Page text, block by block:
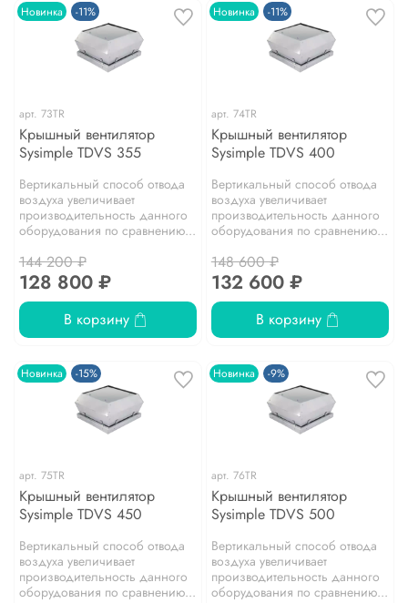
Новинка -11%
арт. 73TR
Крышный вентилятор
Sysimple TDVS 355
Вертикальный способ отвода
воздуха увеличивает
производительность данного
оборудования по сравнению...
144 200 ₽
128 800 ₽
В корзину
Новинка -11%
арт. 74TR
Крышный вентилятор
Sysimple TDVS 400
Вертикальный способ отвода
воздуха увеличивает
производительность данного
оборудования по сравнению...
148 600 ₽
132 600 ₽
В корзину
Новинка -15%
арт. 75TR
Крышный вентилятор
Sysimple TDVS 450
Вертикальный способ отвода
воздуха увеличивает
производительность данного
оборудования по сравнению...
Новинка -9%
арт. 76TR
Крышный вентилятор
Sysimple TDVS 500
Вертикальный способ отвода
воздуха увеличивает
производительность данного
оборудования по сравнению...